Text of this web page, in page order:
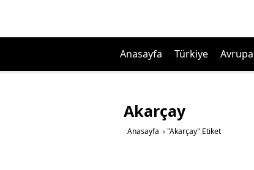
Anasayfa Türkiye Avrupa
Akarçay
Anasayfa › "Akarçay" Etiket